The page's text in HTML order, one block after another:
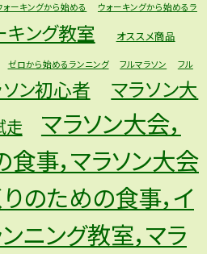
ォーキングから始める ウォーキングから始めるラ
キング教室 オススメ商品
ゼロから始めるランニング フルマラソン フル
ン初心者
マラソン大
走
マラソン大会，
事，マラソン大会
のための食事，イ
ニング教室，マラ